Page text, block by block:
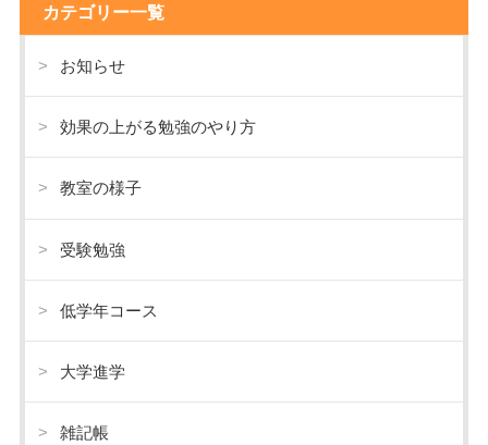
カテゴリー一覧
お知らせ
効果の上がる勉強のやり方
教室の様子
受験勉強
低学年コース
大学進学
雑記帳